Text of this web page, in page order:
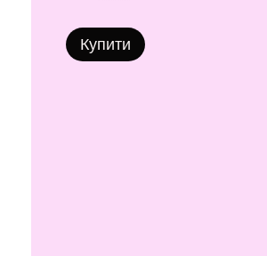
Купити